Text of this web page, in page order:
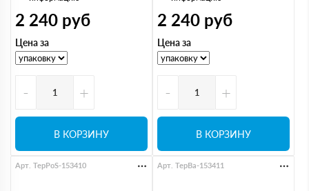
2 240 руб
Цена за
- +
В КОРЗИНУ
2 240 руб
Цена за
- +
В КОРЗИНУ
Арт. TepPoS-153410 Арт. TepBa-153411